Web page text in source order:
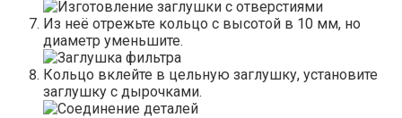
Из неё отрежьте кольцо с высотой в 10 мм, но
диаметр уменьшите.
Кольцо вклейте в цельную заглушку, установите
заглушку с дырочками.